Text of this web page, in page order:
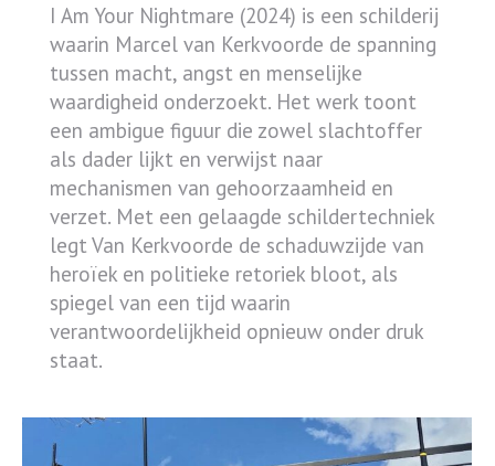
I Am Your Nightmare (2024) is een schilderij
waarin Marcel van Kerkvoorde de spanning
tussen macht, angst en menselijke
waardigheid onderzoekt. Het werk toont
een ambigue figuur die zowel slachtoffer
als dader lijkt en verwijst naar
mechanismen van gehoorzaamheid en
verzet. Met een gelaagde schildertechniek
legt Van Kerkvoorde de schaduwzijde van
heroïek en politieke retoriek bloot, als
spiegel van een tijd waarin
verantwoordelijkheid opnieuw onder druk
staat.